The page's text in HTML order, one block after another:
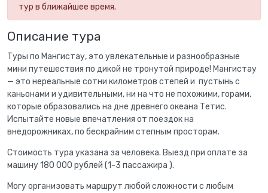
тур в ближайшее время.
Описание тура
Туры по Мангистау, это увлекательные и разнообразные
мини путешествия по дикой не тронутой природе! Мангистау
— это нереальные сотни километров степей и пустынь с
каньонами и удивительными, ни на что не похожими, горами,
которые образовались на дне древнего океана Тетис.
Испытайте новые впечатления от поездок на
внедорожниках, по бескрайним степным просторам.
Стоимость тура указана за человека. Выезд при оплате за
машину 180 000 рублей (1-3 пассажира ).
Могу организовать маршрут любой сложности с любым